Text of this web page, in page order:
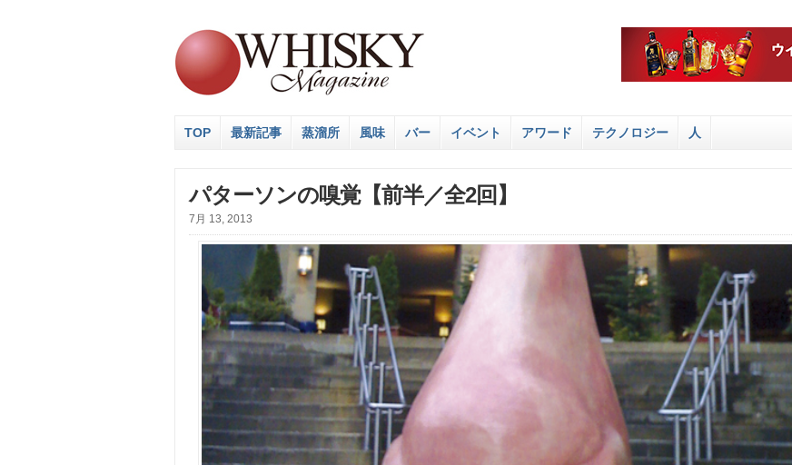
TOP 最新記事 蒸溜所 風味 バー イベント アワード テクノロジー 人
パターソンの嗅覚【前半／全2回】
7月 13, 2013